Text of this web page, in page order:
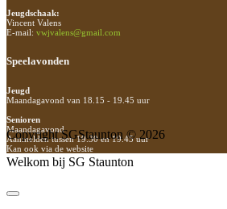
Jeugdschaak:
Vincent Valens
E-mail: vwjvalens@gmail.com
Speelavonden
Jeugd
Maandagavond van 18.15 - 19.45 uur
Senioren
Maandagavond
Aanmelden tussen 19.30 en 19.45 uur
Kan ook via de website
Copyright SGStaunton © 2026
Welkom bij SG Staunton